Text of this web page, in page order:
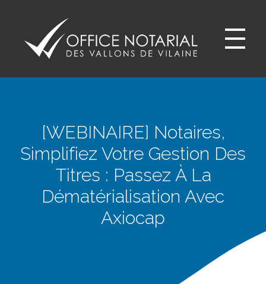
[WEBINAIRE] Notaires,
Simplifiez Votre Gestion Des
Titres : Passez À La
Dématérialisation Avec
Axiocap